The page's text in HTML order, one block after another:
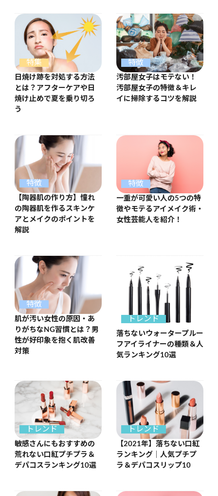
特集
日焼け跡を対処する方法
とは？アフターケアや日
焼け止めで夏を乗り切ろ
う
特徴
汚部屋女子はモテない！
汚部屋女子の特徴＆キレ
イに掃除するコツを解説
特徴
【陶器肌の作り方】憧れ
の陶器肌を作るスキンケ
アとメイクのポイントを
解説
特徴
一重が可愛い人の5つの特
徴やモテるアイメイク術・
女性芸能人を紹介！
特徴
肌が汚い女性の原因・あ
りがちなNG習慣とは？男
性が好印象を抱く肌改善
対策
トレンド
落ちないウォータープルー
フアイライナーの種類＆人
気ランキング10選
トレンド
敏感さんにもおすすめの
荒れない口紅プチプラ＆
デパコスランキング10選
トレンド
【2021年】落ちない口紅
ランキング｜人気プチプ
ラ＆デパコスリップ10